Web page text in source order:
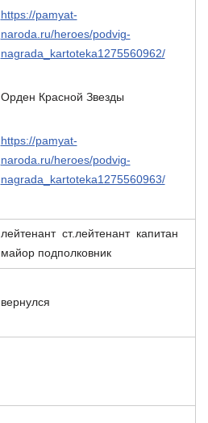
https://pamyat-
naroda.ru/heroes/podvig-
nagrada_kartoteka1275560962/
Орден Красной Звезды
https://pamyat-
naroda.ru/heroes/podvig-
nagrada_kartoteka1275560963/
лейтенант ст.лейтенант капитан
майор подполковник
вернулся